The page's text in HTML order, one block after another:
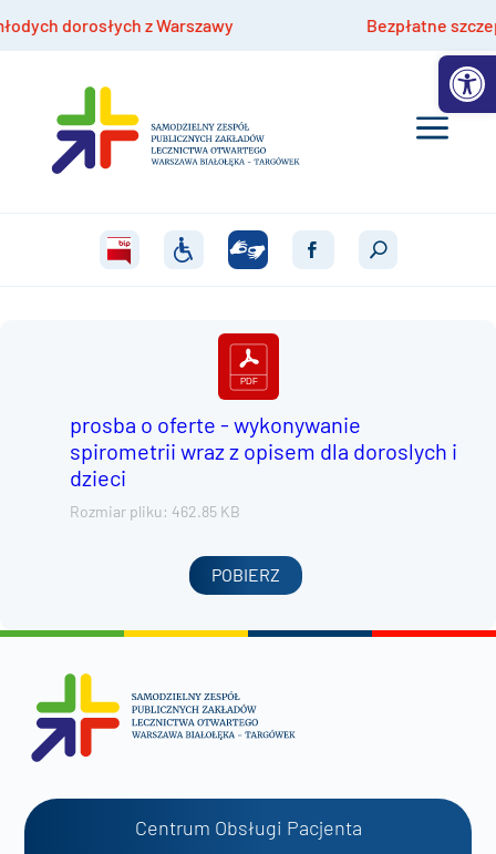
dorosłych z Warszawy Bezpłatne
prosba o oferte - wykonywanie
spirometrii wraz z opisem dla doroslych i
dzieci
Rozmiar pliku: 462.85 KB
POBIERZ
Centrum Obsługi Pacjenta